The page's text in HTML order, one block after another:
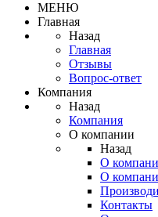
МЕНЮ
Главная
Назад
Главная
Отзывы
Вопрос-ответ
Компания
Назад
Компания
О компании
Назад
О
О
Контакты